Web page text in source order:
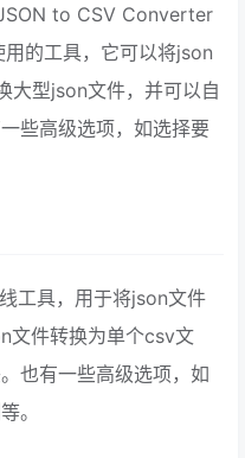
to CSV Converter
的工具，它可以将json
大型json文件，并可以自
些高级选项，如选择要
工具，用于将json文件
文件转换为单个csv文
也有一些高级选项，如
。